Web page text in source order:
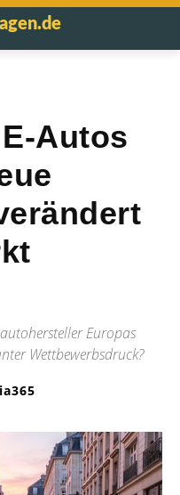
Autos
Europas
Wettbewerbsdruck?